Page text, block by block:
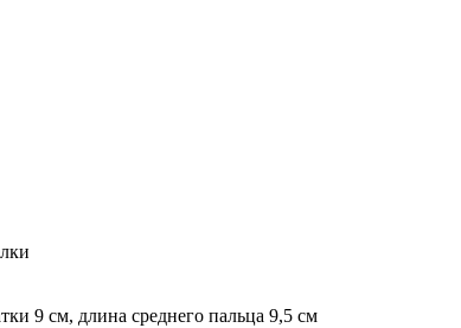
9 см, длина среднего пальца 9,5 см